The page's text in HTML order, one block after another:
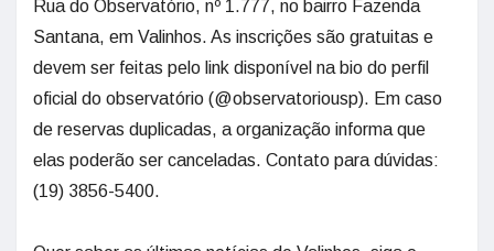
Rua do Observatório, nº 1.777, no bairro Fazenda
Santana, em Valinhos. As inscrições são gratuitas e
devem ser feitas pelo link disponível na bio do perfil
oficial do observatório (@observatoriousp). Em caso
de reservas duplicadas, a organização informa que
elas poderão ser canceladas. Contato para dúvidas:
(19) 3856-5400.